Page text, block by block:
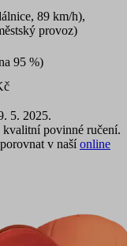
89 km/h),
provoz)
95 %)
5. 2025.
kvalitní povinné ručení.
v našíonline